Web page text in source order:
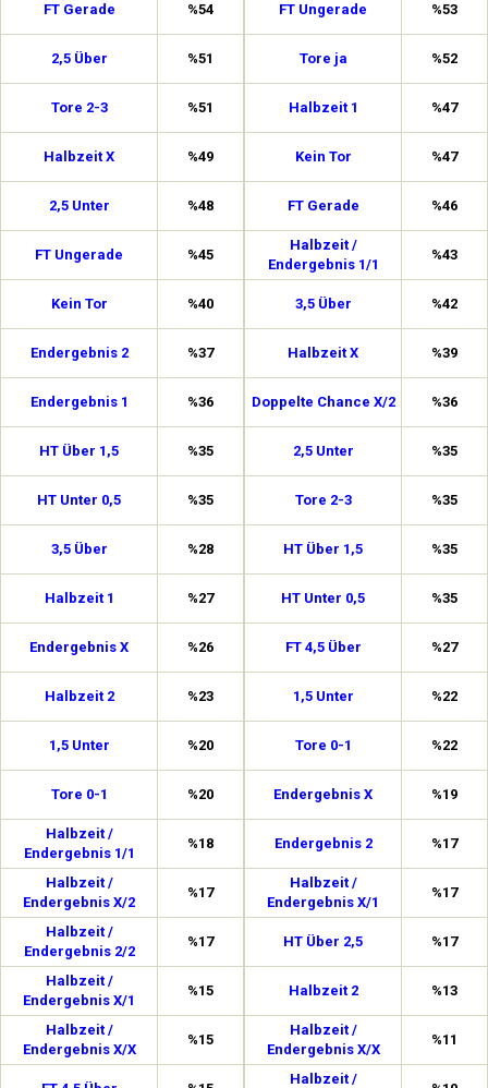
FT Gerade %54
2,5 Über %51
Tore 2-3 %51
Halbzeit X %49
2,5 Unter %48
FT Ungerade %45
Kein Tor %40
Endergebnis 2 %37
Endergebnis 1 %36
HT Über 1,5 %35
HT Unter 0,5 %35
3,5 Über %28
Halbzeit 1 %27
Endergebnis X %26
Halbzeit 2 %23
1,5 Unter %20
Tore 0-1 %20
Halbzeit /
Endergebnis 1/1
%18
Halbzeit /
Endergebnis X/2
%17
Halbzeit /
Endergebnis 2/2
%17
Halbzeit /
Endergebnis X/1
%15
Halbzeit /
Endergebnis X/X
%15
FT Ungerade %53
Tore ja %52
Halbzeit 1 %47
Kein Tor %47
FT Gerade %46
Halbzeit /
Endergebnis 1/1
%43
3,5 Über %42
Halbzeit X %39
Doppelte Chance X/2 %36
2,5 Unter %35
Tore 2-3 %35
HT Über 1,5 %35
HT Unter 0,5 %35
FT 4,5 Über %27
1,5 Unter %22
Tore 0-1 %22
Endergebnis X %19
Endergebnis 2 %17
Halbzeit /
Endergebnis X/1
%17
HT Über 2,5 %17
Halbzeit 2 %13
Halbzeit /
Endergebnis X/X
%11
Halbzeit /